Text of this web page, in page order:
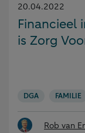
Gepubliceerd
op:
20.04.2022
Financieel
is Zorg
DGA FAMILIE
Rob van